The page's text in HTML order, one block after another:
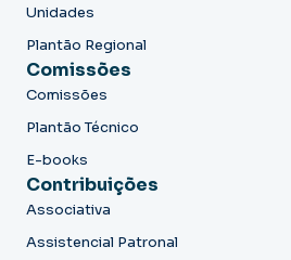
Unidades
Plantão Regional
Comissões
Comissões
Plantão Técnico
E-books
Contribuições
Associativa
Assistencial Patronal